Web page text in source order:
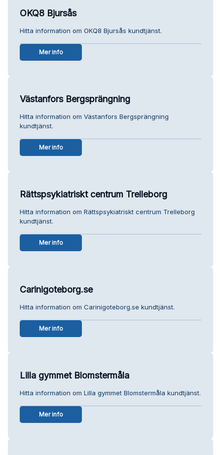
OKQ8 Bjursås
Hitta information om OKQ8 Bjursås kundtjänst.
Mer info
Västanfors Bergsprängning
Hitta information om Västanfors Bergsprängning
kundtjänst.
Mer info
Rättspsykiatriskt centrum Trelleborg
Hitta information om Rättspsykiatriskt centrum Trelleborg
kundtjänst.
Mer info
Carinigoteborg.se
Hitta information om Carinigoteborg.se kundtjänst.
Mer info
Lilla gymmet Blomstermåla
Hitta information om Lilla gymmet Blomstermåla kundtjänst.
Mer info